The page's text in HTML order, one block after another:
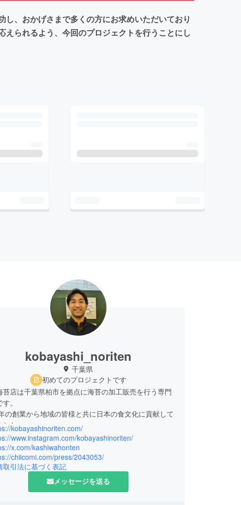
、おかげさまで多くの方にお求めいただいており
られるよう、今回のプロジェクトを行うことにし
kobayashi_noriten
千葉県
初めてのプロジェクトです
苔店は千葉県柏市を拠点に海苔の加工販売を行う専門
。
の創業から地域の皆様と共に日本の食文化に貢献して
た。
くの方に美味しい海苔をお届けするため、地元千葉県
ろん全国各地から原料を仕入れ販売しております。
kobayashinoriten.com/
www.instagram.com/kobayashinoriten/
x.com/kashiwahonten
chiicomi.com/press/2043053/
取引法に基づく表記
メッセージを送る